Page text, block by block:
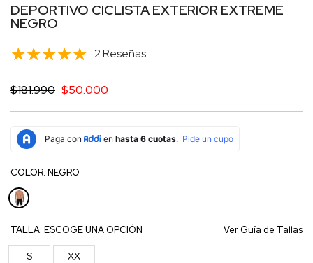
DEPORTIVO CICLISTA EXTERIOR EXTREME
NEGRO
2 Reseñas
$181.990 $50.000
COLOR: NEGRO
TALLA: ESCOGE UNA OPCIÓN Ver Guía de Tallas
S XX